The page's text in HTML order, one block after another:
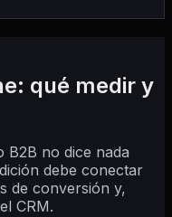
qué medir y
no dice nada
debe conectar
de conversión y,
CRM.